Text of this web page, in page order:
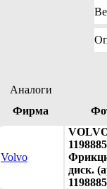
Аналоги
Фирма
Volvo
диск.